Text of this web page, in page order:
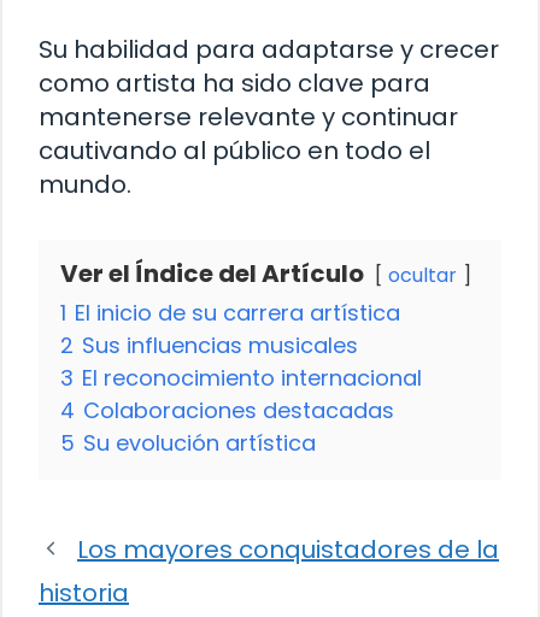
Su habilidad para adaptarse y crecer
como artista ha sido clave para
mantenerse relevante y continuar
cautivando al público en todo el
mundo.
Ver el Índice del Artículo ocultar
1 El inicio de su carrera artística
2 Sus influencias musicales
3 El reconocimiento internacional
4 Colaboraciones destacadas
5 Su evolución artística
Los mayores conquistadores de la
historia